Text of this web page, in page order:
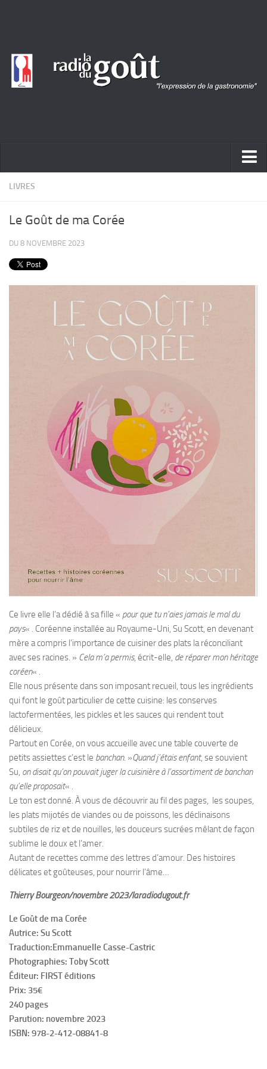
ACTUALITÉ
PRODUITS
LIVRES
Le Goût de ma Corée
DU 8 NOVEMBRE 2023
Ce livre elle l’a dédié à sa fille « pour que tu n’aies jamais le mal du
pays« . Coréenne installée au Royaume-Uni, Su Scott, en devenant
mère a compris l’importance de cuisiner des plats la réconciliant
avec ses racines. » Cela m’a permis, écrit-elle, de réparer mon héritage
coréen« .
Elle nous présente dans son imposant recueil, tous les ingrédients
qui font le goût particulier de cette cuisine: les conserves
lactofermentées, les pickles et les sauces qui rendent tout
délicieux.
Partout en Corée, on vous accueille avec une table couverte de
petits assiettes c’est le banchan. »Quand j’étais enfant, se souvient
Su, on disait qu’on pouvait juger la cuisinière à l’assortiment de banchan
qu’elle proposait« .
Le ton est donné. À vous de découvrir au fil des pages, les soupes,
les plats mijotés de viandes ou de poissons, les déclinaisons
subtiles de riz et de nouilles, les douceurs sucrées mêlant de façon
sublime le doux et l’amer.
Autant de recettes comme des lettres d’amour. Des histoires
délicates et goûteuses, pour nourrir l’âme…
Thierry Bourgeon/novembre 2023/laradiodugout.fr
Le Goût de ma Corée
Autrice: Su Scott
Traduction:Emmanuelle Casse-Castric
Photographies: Toby Scott
Éditeur: FIRST éditions
Prix: 35€
240 pages
Parution: novembre 2023
ISBN: 978-2-412-08841-8